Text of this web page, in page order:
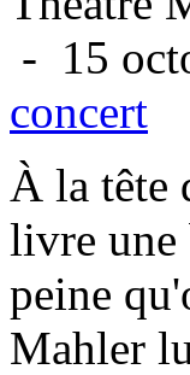
- 15
concert
À la tête
livre une
peine
Mahler